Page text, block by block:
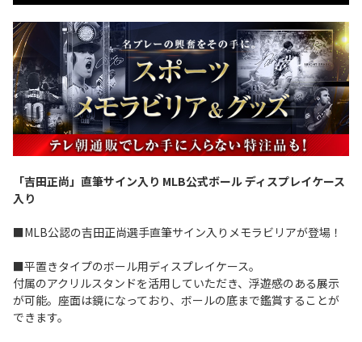
「吉田正尚」直筆サイン入り MLB公式ボール ディスプレイケース
入り
■MLB公認の吉田正尚選手直筆サイン入りメモラビリアが登場！
■平置きタイプのボール用ディスプレイケース。
付属のアクリルスタンドを活用していただき、浮遊感のある展示
が可能。座面は鏡になっており、ボールの底まで鑑賞することが
できます。